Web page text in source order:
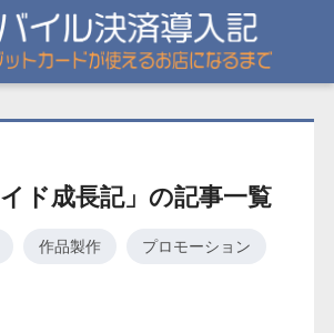
ド成長記」の記事一覧
作品製作 プロモーション